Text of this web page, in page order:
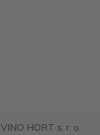
VINO HORT s. r. o.